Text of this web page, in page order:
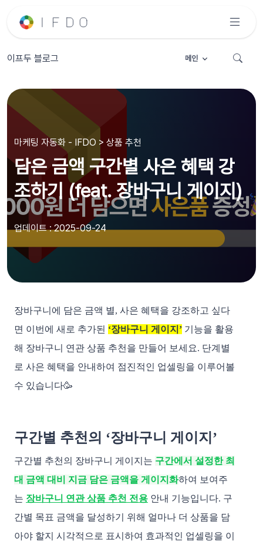
이프두 블로그 메인
마케팅 자동화 - IFDO > 상품 추천
담은 금액 구간별 사은 혜택 강
조하기 (feat. 장바구니 게이지)
업데이트 : 2025-09-24
장바구니에 담은 금액 별, 사은 혜택을 강조하고 싶다
면 이번에 새로 추가된 ‘장바구니 게이지’ 기능을 활용
해 장바구니 연관 상품 추천을 만들어 보세요. 단계별
로 사은 혜택을 안내하여 점진적인 업셀링을 이루어볼
수 있습니다🥳
구간별 추천의 ‘장바구니 게이지’
구간별 추천의 장바구니 게이지는 구간에서 설정한 최
대 금액 대비 지금 담은 금액을 게이지화하여 보여주
는 장바구니 연관 상품 추천 전용 안내 기능입니다. 구
간별 목표 금액을 달성하기 위해 얼마나 더 상품을 담
아야 할지 시각적으로 표시하여 효과적인 업셀링을 이